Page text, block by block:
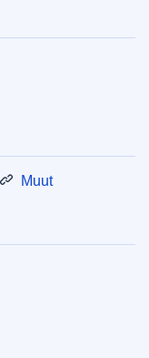
Muut